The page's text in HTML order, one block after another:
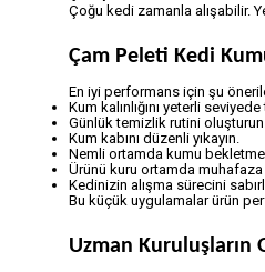
Çoğu kedi zamanla alışabilir.
Çam Peleti Kedi
En iyi performans için şu
Kum kalınlığını yeterli
Günlük temizlik rutini
Kum kabını düzenli yıkayın.
Nemli ortamda kumu
Ürünü kuru ortamda
Kedinizin alışma sürecini
Bu küçük uygulamalar ürün
Uzman Kuruluşların